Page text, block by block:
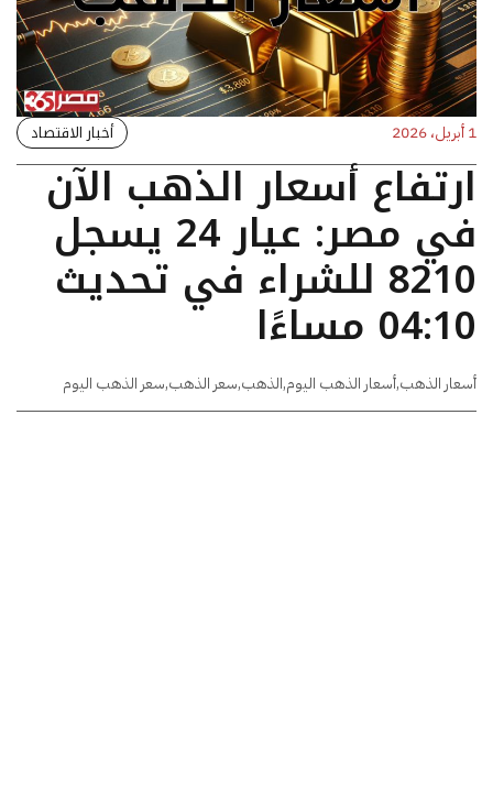
1 أبريل، 2026 أخبار الاقتصاد
ارتفاع أسعار الذهب الآن
في مصر: عيار 24 يسجل
8210 للشراء في تحديث
04:10 مساءًا
أسعار الذهب,أسعار الذهب اليوم,الذهب,سعر الذهب,سعر الذهب اليوم